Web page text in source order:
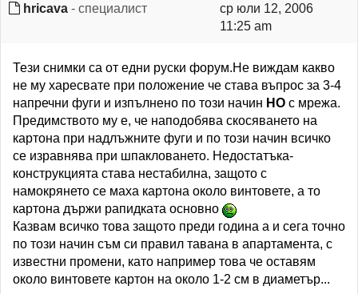
hricava - специалист
ср юли 12, 2006
11:25 am
Тези снимки са от едни руски форум.Не виждам какво
не му харесвате при положение че става въпрос за 3-4
напречни фуги и изпълнено по този начин НО с мрежа.
Предимството му е, че наподобява скосяването на
картона при надлъжните фуги и по този начин всичко
се изравнява при шпакловането. Недостатъка-
конструкцията става нестабилна, защото с
намокрянето се маха картона около винтовете, а то
картона държи рапидката основно
Казвам всичко това защото преди година а и сега точно
по този начин съм си правил тавана в апартамента, с
известни промени, като например това че оставям
около винтовете картон на около 1-2 см в диаметър...